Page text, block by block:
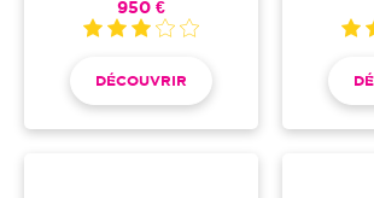
950 €
DÉCOUVRIR